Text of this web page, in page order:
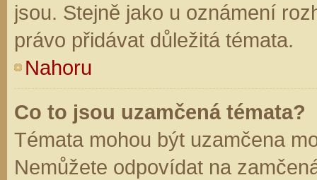
jsou. Stejně jako u oznámení
právo přidávat důležitá témata.
Nahoru
Co to jsou uzamčená témata?
Témata mohou být uzamčena
Nemůžete odpovídat na